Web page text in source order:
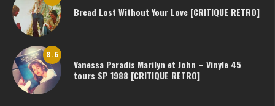
Bread Lost Without Your Love [CRITIQUE RETRO]
8.6
Vanessa Paradis Marilyn et John – Vinyle 45
tours SP 1988 [CRITIQUE RETRO]